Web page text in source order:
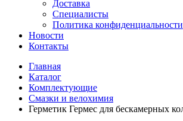
Доставка
Специалисты
Политика конфиденциальности
Новости
Контакты
Главная
Каталог
Комплектующие
Смазки и велохимия
Герметик Гермес для бескамерных